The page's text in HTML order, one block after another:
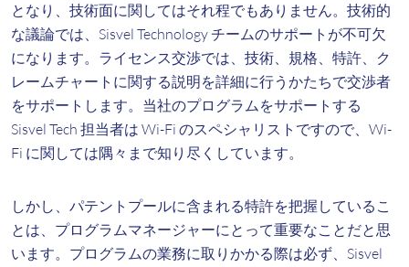
となり、技術面に関してはそれ程でもありません。技術的
な議論では、Sisvel Technology チームのサポートが不可欠
になります。ライセンス交渉では、技術、規格、特許、ク
レームチャートに関する説明を詳細に行うかたちで交渉者
をサポートします。当社のプログラムをサポートする
Sisvel Tech 担当者は Wi-Fi のスペシャリストですので、Wi-
Fi に関しては隅々まで知り尽くしています。
しかし、パテントプールに含まれる特許を把握しているこ
とは、プログラムマネージャーにとって重要なことだと思
います。プログラムの業務に取りかかる際は必ず、Sisvel